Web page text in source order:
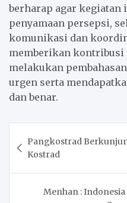
berharap agar kegiatan
penyamaan persepsi,
komunikasi dan
memberikan kontribusi
melakukan
urgen serta
dan benar.
navigation
Pangkostrad
Kostrad
Menhan :